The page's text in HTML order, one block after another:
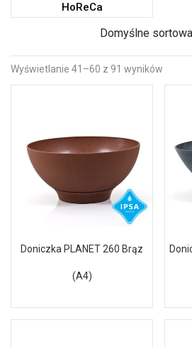
HoReCa
Wyświetlanie 41–60 z 91 wyników
Domyślne
Doniczka PLANET 260 Brąz
(A4)